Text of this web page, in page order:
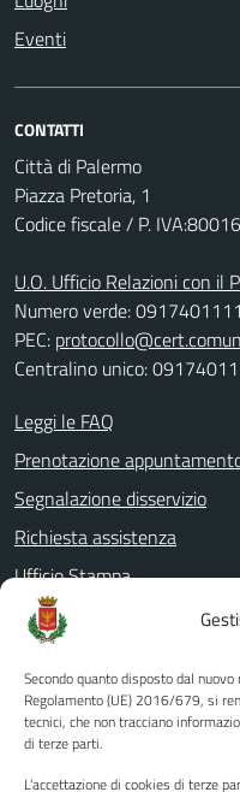
Secondo quanto disposto dal
Regolamento (UE) 2016/679, si
tecnici, che non tracciano
di terze parti.
L'accettazione di cookies di terze
Eventi
CONTATTI
Città di Palermo
Piazza Pretoria, 1
Codice fiscale / P.
U.O. Ufficio Relazioni con il
Numero verde: 0917401111
PEC:
Centralino unico:
Leggi le FAQ
Prenotazione
Segnalazione disservizio
Richiesta assistenza
Ufficio Stampa
Amministrazione
Albo pretorio
Informativa privacy
Note legali